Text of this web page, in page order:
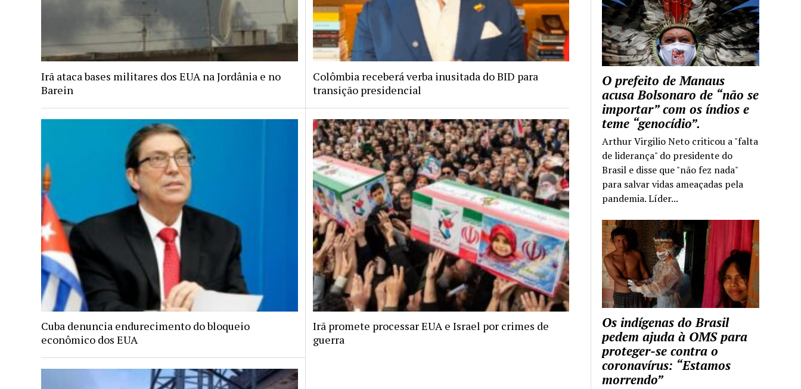
Irã ataca bases militares dos EUA na Jordânia e no
Barein
Colômbia receberá verba inusitada do BID para
transição presidencial
Cuba denuncia endurecimento do bloqueio
econômico dos EUA
Irã promete processar EUA e Israel por crimes de
guerra
O prefeito de Manaus
acusa Bolsonaro de “não se
importar” com os índios e
teme “genocídio”.
Arthur Virgilio Neto criticou a "falta
de liderança" do presidente do
Brasil e disse que "não fez nada"
para salvar vidas ameaçadas pela
pandemia. Líder...
Os indígenas do Brasil
pedem ajuda à OMS para
proteger-se contra o
coronavírus: “Estamos
morrendo”